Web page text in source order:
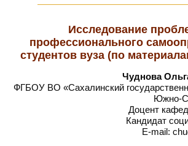
Исследование
профессионального
студентов вуза (по
Чуднова
ФГБОУ ВО «Сахалинский
Южно-
Доцент
Кандидат
E-mail: